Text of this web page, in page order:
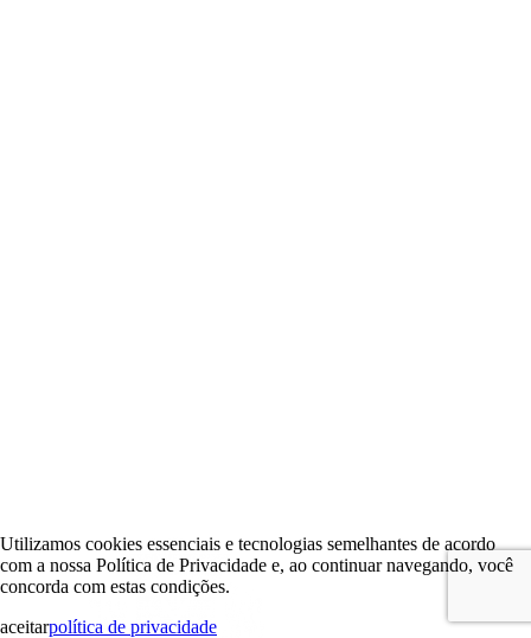
Utilizamos cookies essenciais e tecnologias semelhantes de acordo
com a nossa Política de Privacidade e, ao continuar navegando, você
concorda com estas condições.
aceitarpolítica de privacidade